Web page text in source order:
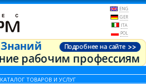
ENG
GER
ITA
POL
КАТАЛОГ ТОВАРОВ И УСЛУГ